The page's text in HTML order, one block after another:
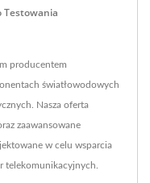
Testowania
producentem
światłowodowych
Nasza oferta
zaawansowane
w celu wsparcia
telekomunikacyjnych.